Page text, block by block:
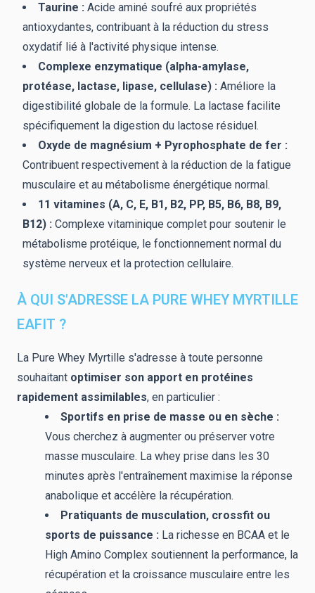
Taurine : Acide aminé soufré aux propriétés
antioxydantes, contribuant à la réduction du stress
oxydatif lié à l'activité physique intense.
Complexe enzymatique (alpha-amylase,
protéase, lactase, lipase, cellulase) : Améliore la
digestibilité globale de la formule. La lactase facilite
spécifiquement la digestion du lactose résiduel.
Oxyde de magnésium + Pyrophosphate de fer :
Contribuent respectivement à la réduction de la fatigue
musculaire et au métabolisme énergétique normal.
11 vitamines (A, C, E, B1, B2, PP, B5, B6, B8, B9,
B12) : Complexe vitaminique complet pour soutenir le
métabolisme protéique, le fonctionnement normal du
système nerveux et la protection cellulaire.
À QUI S'ADRESSE LA PURE WHEY MYRTILLE
EAFIT ?
La Pure Whey Myrtille s'adresse à toute personne
souhaitant optimiser son apport en protéines
rapidement assimilables, en particulier :
Sportifs en prise de masse ou en sèche :
Vous cherchez à augmenter ou préserver votre
masse musculaire. La whey prise dans les 30
minutes après l'entraînement maximise la réponse
anabolique et accélère la récupération.
Pratiquants de musculation, crossfit ou
sports de puissance : La richesse en BCAA et le
High Amino Complex soutiennent la performance, la
récupération et la croissance musculaire entre les